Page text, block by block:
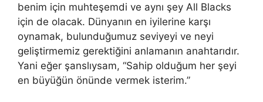
benim için muhteşemdi ve aynı şey All Blacks
için de olacak. Dünyanın en iyilerine karşı
oynamak, bulunduğumuz seviyeyi ve neyi
geliştirmemiz gerektiğini anlamanın anahtarıdır.
Yani eğer şanslıysam, “Sahip olduğum her şeyi
en büyüğün önünde vermek isterim.”